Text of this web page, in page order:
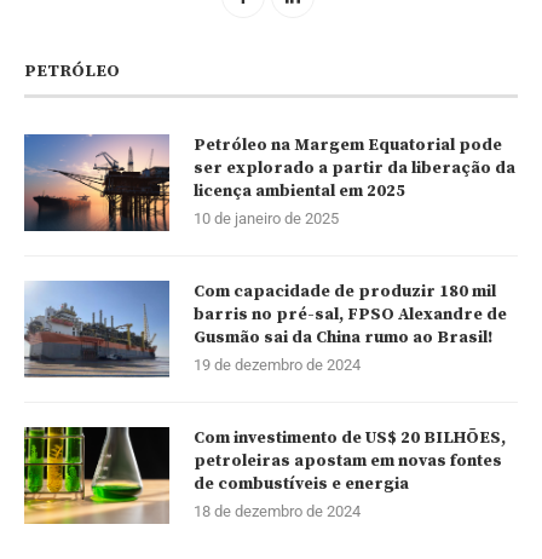
PETRÓLEO
Petróleo na Margem Equatorial pode
ser explorado a partir da liberação da
licença ambiental em 2025
10 de janeiro de 2025
Com capacidade de produzir 180 mil
barris no pré-sal, FPSO Alexandre de
Gusmão sai da China rumo ao Brasil!
19 de dezembro de 2024
Com investimento de US$ 20 BILHÕES,
petroleiras apostam em novas fontes
de combustíveis e energia
18 de dezembro de 2024